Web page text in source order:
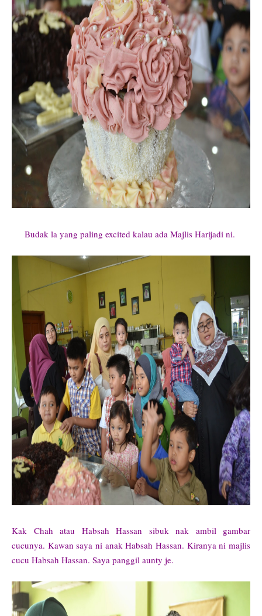
Budak la yang paling excited kalau ada Majlis Harijadi ni.
Kak Chah atau Habsah Hassan sibuk nak ambil gambar
cucunya. Kawan saya ni anak Habsah Hassan. Kiranya ni majlis
cucu Habsah Hassan. Saya panggil aunty je.